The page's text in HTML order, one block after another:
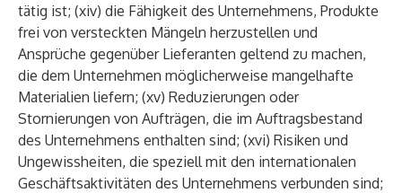
tätig ist; (xiv) die Fähigkeit des Unternehmens, Produkte
frei von versteckten Mängeln herzustellen und
Ansprüche gegenüber Lieferanten geltend zu machen,
die dem Unternehmen möglicherweise mangelhafte
Materialien liefern; (xv) Reduzierungen oder
Stornierungen von Aufträgen, die im Auftragsbestand
des Unternehmens enthalten sind; (xvi) Risiken und
Ungewissheiten, die speziell mit den internationalen
Geschäftsaktivitäten des Unternehmens verbunden sind;